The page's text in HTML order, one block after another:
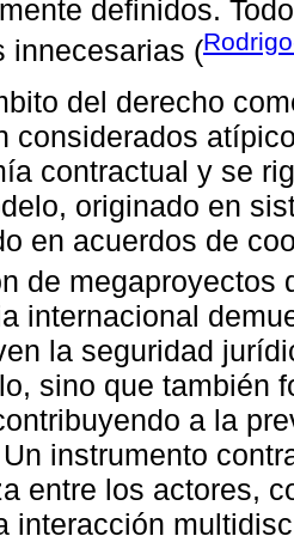
definidos.
innecesarias (
del derecho
considerados
contractual y se
originado en
en acuerdos de
de megaproyectos
internacional
la seguridad
sino que también
a la
instrumento
entre los actores,
interacción